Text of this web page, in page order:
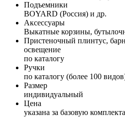
Подъемники
BOYARD (Россия) и др.
Аксессуары
Выкатные корзины,
Пристеночный плинтус,
освещение
по каталогу
Ручки
по каталогу (более 100
Размер
индивидуальный
Цена
указана за базовую